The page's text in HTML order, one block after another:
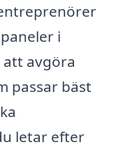
i
att avgöra
passar bäst
letar efter